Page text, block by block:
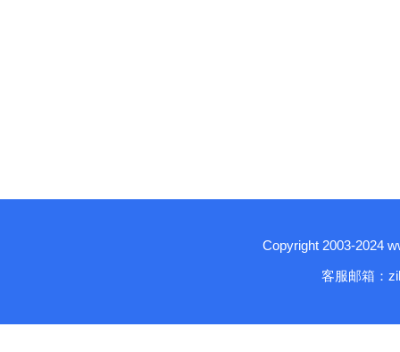
Copyright 2003-2024
客服邮箱：